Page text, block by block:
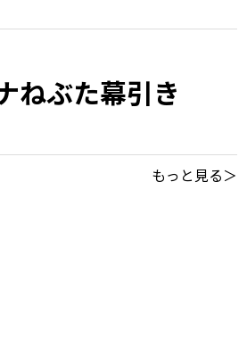
ねぶた幕引き
もっと見る＞